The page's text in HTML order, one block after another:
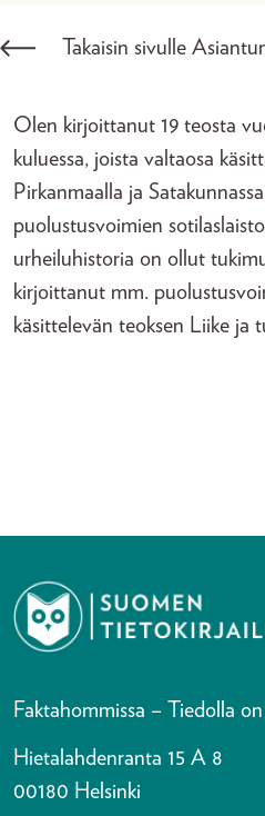
Takaisin sivulle
Olen kirjoittanut 19 teosta
kuluessa, joista valtaosa
Pirkanmaalla ja
puolustusvoimien
urheiluhistoria on ollut
kirjoittanut mm.
käsittelevän teoksen Liike ja
Faktahommissa – Tiedolla
Hietalahdenranta 15 A 8
00180 Helsinki